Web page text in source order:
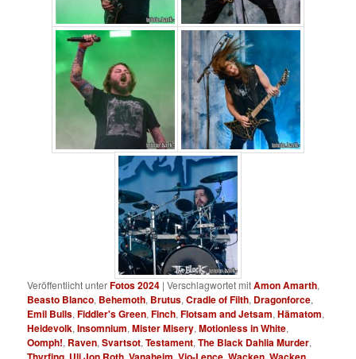
Veröffentlicht unterFotos 2024 |Verschlagwortet mitAmon Amarth,
Beasto Blanco, Behemoth, Brutus,Cradle of Filth, Dragonforce,
Emil Bulls,Fiddler's Green,Finch,Flotsam and Jetsam,Hämatom,
Heidevolk,Insomnium,Mister Misery,Motionless in White,
Oomph!, Raven,Svartsot,Testament,The Black Dahlia Murder,
, , , , ,